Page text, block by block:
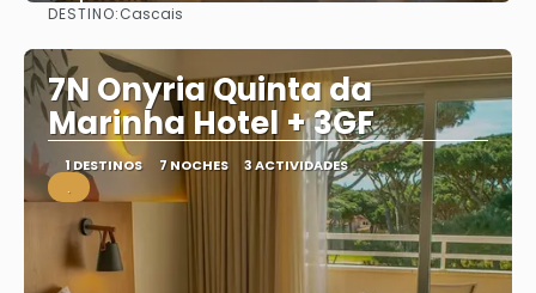
DESTINO:Cascais
7N Onyria Quinta da
Marinha Hotel + 3GF
1 DESTINOS 7 NOCHES 3 ACTIVIDADES
.